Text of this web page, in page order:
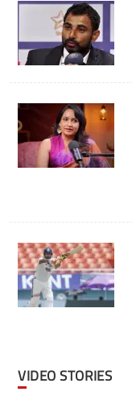
VIDEO STORIES